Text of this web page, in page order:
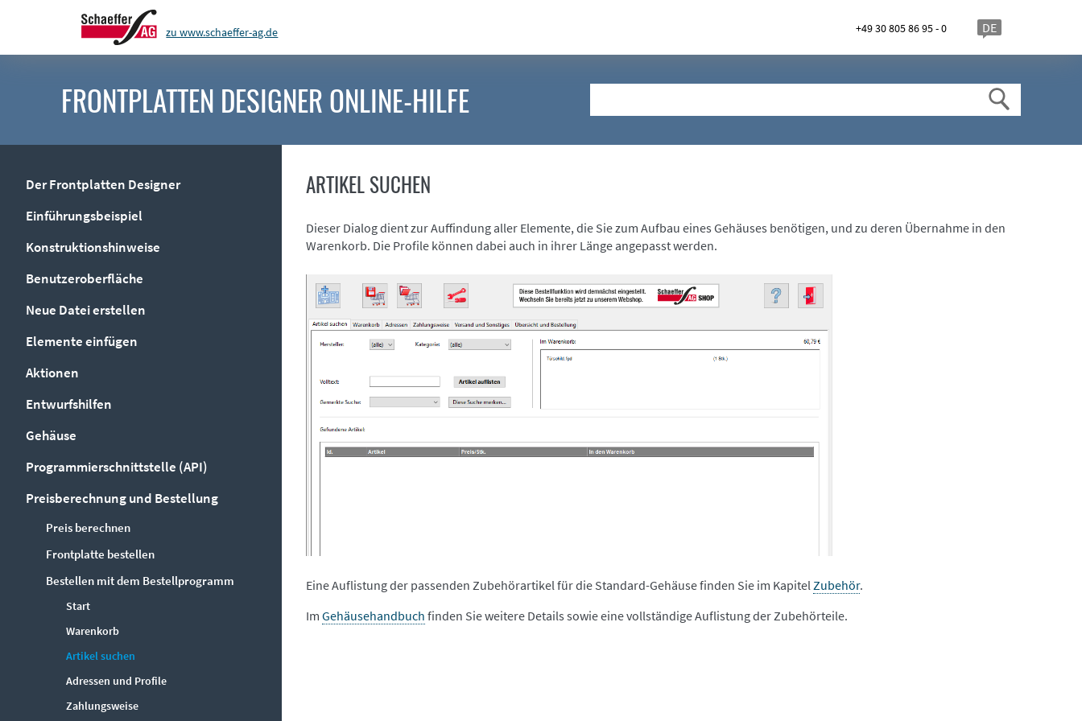
zu www.schaeffer-ag.de +49 30 805 86 95 - 0 DE
FRONTPLATTEN DESIGNERONLINE-HILFE
ARTIKEL SUCHEN
Dieser Dialog dient zur Auffindung aller Elemente, die Sie zum Aufbau eines Gehäuses benötigen, und zu deren Übernahme in den
Warenkorb. Die Profile können dabei auch in ihrer Länge angepasst werden.
Eine Auflistung der passenden Zubehörartikel für die Standard-Gehäuse finden Sie im Kapitel Zubehör.
Im Gehäusehandbuch finden Sie weitere Details sowie eine vollständige Auflistung der Zubehörteile.
Der Frontplatten Designer
Einführungsbeispiel
Konstruktionshinweise
Benutzeroberfläche
Neue Datei erstellen
Elemente einfügen
Aktionen
Entwurfshilfen
Gehäuse
Programmierschnittstelle (API)
Preisberechnung und Bestellung
Preis berechnen
Frontplatte bestellen
Bestellen mit dem Bestellprogramm
Start
Warenkorb
Artikel suchen
Adressen und Profile
Zahlungsweise